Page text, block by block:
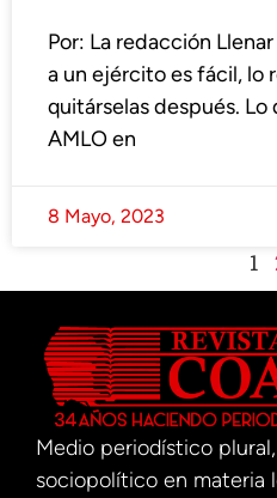
Por: La redacción
a un ejército es fácil, lo
quitárselas después.
AMLO en
8 Mayo, 2023
1
Medio periodístico
sociopolítico en materia